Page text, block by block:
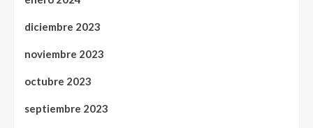
diciembre 2023
noviembre 2023
octubre 2023
septiembre 2023